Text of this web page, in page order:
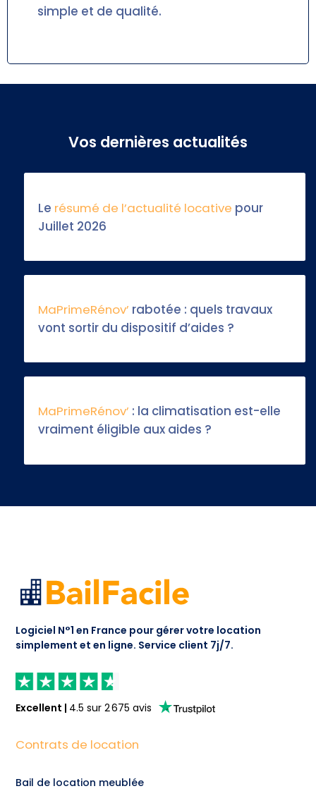
simple et de qualité.
Vos dernières actualités
Le résumé de l’actualité locative pour
Juillet 2026
MaPrimeRénov’ rabotée : quels travaux
vont sortir du dispositif d’aides ?
MaPrimeRénov’ : la climatisation est-elle
vraiment éligible aux aides ?
Logiciel N°1 en France pour gérer votre location
simplement et en ligne. Service client 7j/7.
Excellent | 4.5 sur2 675 avis
Contrats de location
Bail de location meublée